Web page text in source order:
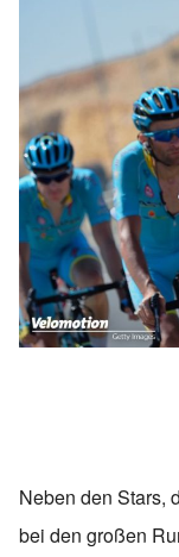
Neben den Stars,
bei den großen